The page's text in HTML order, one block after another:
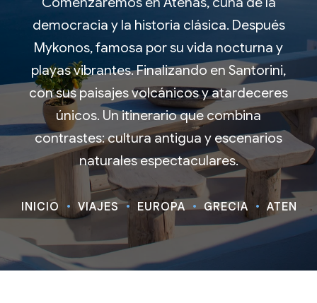
democracia y la historia clásica. Después
Mykonos, famosa por su vida nocturna y
playas vibrantes. Finalizando en Santorini,
con sus paisajes volcánicos y atardeceres
únicos. Un itinerario que combina
contrastes: cultura antigua y escenarios
naturales espectaculares.
INICIO VIAJES EUROPA GRECIA